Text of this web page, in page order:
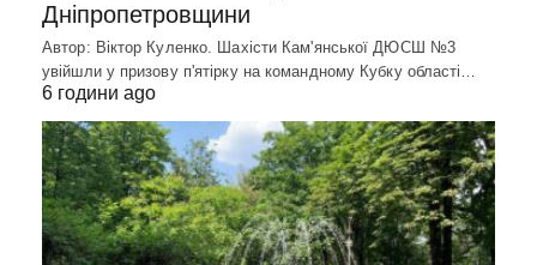
Дніпропетровщини
Автор: Віктор Куленко. Шахісти Кам'янської ДЮСШ №3
увійшли у призову п'ятірку на командному Кубку області…
6 години ago